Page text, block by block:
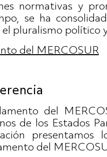
normativas y
se ha
pluralismo político
del MERCOSUR
del
de los Estados
presentamos
del